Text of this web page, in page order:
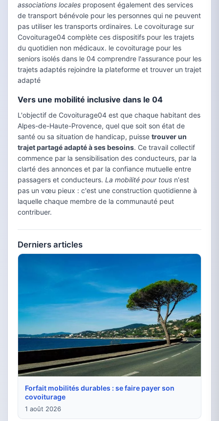
associations locales proposent également des services
de transport bénévole pour les personnes qui ne peuvent
pas utiliser les transports ordinaires. Le covoiturage sur
Covoiturage04 complète ces dispositifs pour les trajets
du quotidien non médicaux. le covoiturage pour les
seniors isolés dans le 04 comprendre l'assurance pour les
trajets adaptés rejoindre la plateforme et trouver un trajet
adapté
Vers une mobilité inclusive dans le 04
L'objectif de Covoiturage04 est que chaque habitant des
Alpes-de-Haute-Provence, quel que soit son état de
santé ou sa situation de handicap, puisse trouver un
trajet partagé adapté à ses besoins. Ce travail collectif
commence par la sensibilisation des conducteurs, par la
clarté des annonces et par la confiance mutuelle entre
passagers et conducteurs. La mobilité pour tous n'est
pas un vœu pieux : c'est une construction quotidienne à
laquelle chaque membre de la communauté peut
contribuer.
Derniers articles
Forfait mobilités durables : se faire payer son
covoiturage
1 août 2026